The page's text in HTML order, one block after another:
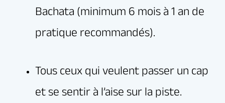
passion de la Bachata !